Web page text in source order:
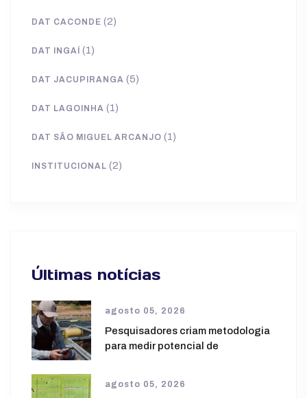
DAT CACONDE (2)
DAT INGAÍ (1)
DAT JACUPIRANGA (5)
DAT LAGOINHA (1)
DAT SÃO MIGUEL ARCANJO (1)
INSTITUCIONAL (2)
Últimas notícias
agosto 05, 2026
Pesquisadores criam metodologia
para medir potencial de
agosto 05, 2026